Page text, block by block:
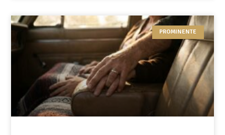
PROMINENTE